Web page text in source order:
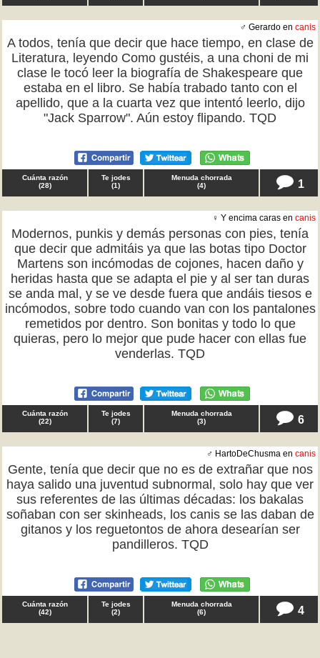
♂ Gerardo en canis
A todos, tenía que decir que hace tiempo, en clase de
Literatura, leyendo Como gustéis, a una choni de mi
clase le tocó leer la biografía de Shakespeare que
estaba en el libro. Se había trabado tanto con el
apellido, que a la cuarta vez que intentó leerlo, dijo
"Jack Sparrow". Aún estoy flipando. TQD
Cuánta razón
(28)
Te jodes
(1)
Menuda chorrada
(4) 1
♀ Y encima caras en canis
Modernos, punkis y demás personas con pies, tenía
que decir que admitáis ya que las botas tipo Doctor
Martens son incómodas de cojones, hacen daño y
heridas hasta que se adapta el pie y al ser tan duras
se anda mal, y se ve desde fuera que andáis tiesos e
incómodos, sobre todo cuando van con los pantalones
remetidos por dentro. Son bonitas y todo lo que
quieras, pero lo mejor que pude hacer con ellas fue
venderlas. TQD
Cuánta razón
(22)
Te jodes
(7)
Menuda chorrada
(3) 6
♂ HartoDeChusma en canis
Gente, tenía que decir que no es de extrañar que nos
haya salido una juventud subnormal, solo hay que ver
sus referentes de las últimas décadas: los bakalas
soñaban con ser skinheads, los canis se las daban de
gitanos y los reguetontos de ahora desearían ser
pandilleros. TQD
Cuánta razón
(42)
Te jodes
(2)
Menuda chorrada
(6) 4